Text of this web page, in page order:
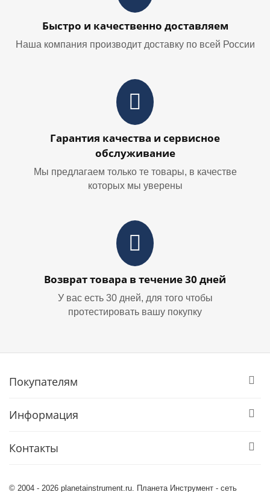
Быстро и качественно доставляем
Наша компания производит доставку по всей России
Гарантия качества и сервисное
обслуживание
Мы предлагаем только те товары, в качестве
которых мы уверены
Возврат товара в течение 30 дней
У вас есть 30 дней, для того чтобы
протестировать вашу покупку
Покупателям
Информация
Контакты
© 2004 - 2026 planetainstrument.ru. Планета Инструмент - сеть